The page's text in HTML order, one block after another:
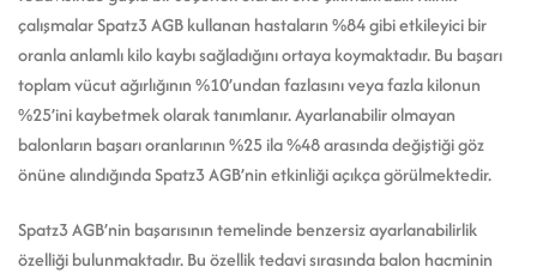
çalışmalar Spatz3 AGB kullanan hastaların %84 gibi etkileyici bir
oranla anlamlı kilo kaybı sağladığını ortaya koymaktadır. Bu başarı
toplam vücut ağırlığının %10’undan fazlasını veya fazla kilonun
%25’ini kaybetmek olarak tanımlanır. Ayarlanabilir olmayan
balonların başarı oranlarının %25 ila %48 arasında değiştiği göz
önüne alındığında Spatz3 AGB’nin etkinliği açıkça görülmektedir.
Spatz3 AGB’nin başarısının temelinde benzersiz ayarlanabilirlik
özelliği bulunmaktadır. Bu özellik tedavi sırasında balon hacminin